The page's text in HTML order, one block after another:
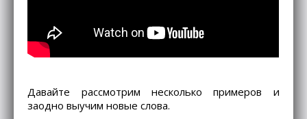
Давайте рассмотрим несколько примеров и
заодно выучим новые слова.